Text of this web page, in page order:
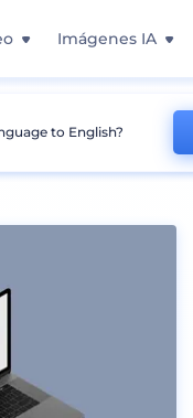
Imágenes IA
de Portátil
to English?